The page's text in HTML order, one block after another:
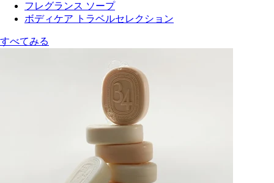
フレグランス ソープ
ボディケア トラベルセレクション
すべてみる